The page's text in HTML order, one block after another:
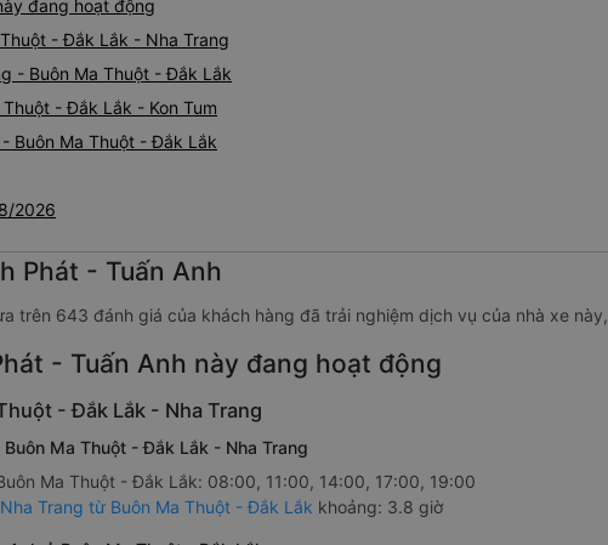
đang hoạt động
- Đắk Lắk - Nha Trang
- Buôn Ma Thuột - Đắk Lắk
- Đắk Lắk - Kon Tum
Buôn Ma Thuột - Đắk Lắk
2026
Phát - Tuấn Anh
trên 643 đánh giá của khách hàng đã trải nghiệm dịch vụ của nhà xe này,
- Tuấn Anh này đang hoạt động
- Đắk Lắk - Nha Trang
Ma Thuột - Đắk Lắk - Nha Trang
Ma Thuột - Đắk Lắk: 08:00, 11:00, 14:00, 17:00, 19:00
Trang từ Buôn Ma Thuột - Đắk Lắk khoảng: 3.8 giờ